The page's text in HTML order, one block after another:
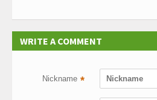
WRITE A COMMENT
Nickname *